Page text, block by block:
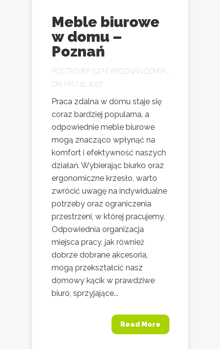
Meble biurowe
w domu –
Poznań
POSTED BY SZAFYPOZNAN.COM.PL
ON MAJ 21, 2017
Praca zdalna w domu staje się
coraz bardziej popularna, a
odpowiednie meble biurowe
mogą znacząco wpłynąć na
komfort i efektywność naszych
działań. Wybierając biurko oraz
ergonomiczne krzesło, warto
zwrócić uwagę na indywidualne
potrzeby oraz ograniczenia
przestrzeni, w której pracujemy.
Odpowiednia organizacja
miejsca pracy, jak również
dobrze dobrane akcesoria,
mogą przekształcić nasz
domowy kącik w prawdziwe
biuro, sprzyjające...
Read More